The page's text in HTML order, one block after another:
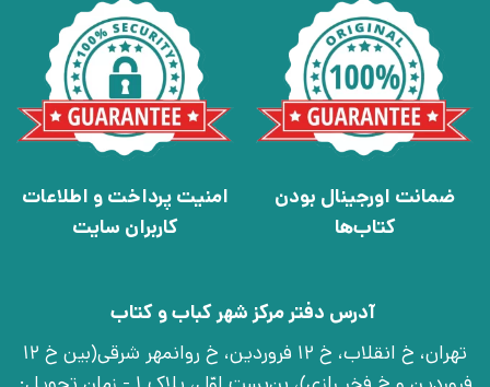
ضمانت اورجینال بودن
کتاب‌ها
امنیت پرداخت و اطلاعات
کاربران سایت
آدرس دفتر مرکز شهر کباب و کتاب
تهران، خ انقلاب، خ 12 فروردین، خ روانمهر شرقی(بین خ 12